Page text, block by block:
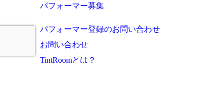
パフォーマー募集
パフォーマー登録のお問い合わせ
お問い合わせ
TintRoomとは？